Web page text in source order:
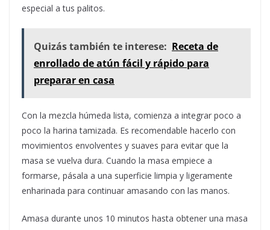
especial a tus palitos.
Quizás también te interese: Receta de
enrollado de atún fácil y rápido para
preparar en casa
Con la mezcla húmeda lista, comienza a integrar poco a
poco la harina tamizada. Es recomendable hacerlo con
movimientos envolventes y suaves para evitar que la
masa se vuelva dura. Cuando la masa empiece a
formarse, pásala a una superficie limpia y ligeramente
enharinada para continuar amasando con las manos.
Amasa durante unos 10 minutos hasta obtener una masa